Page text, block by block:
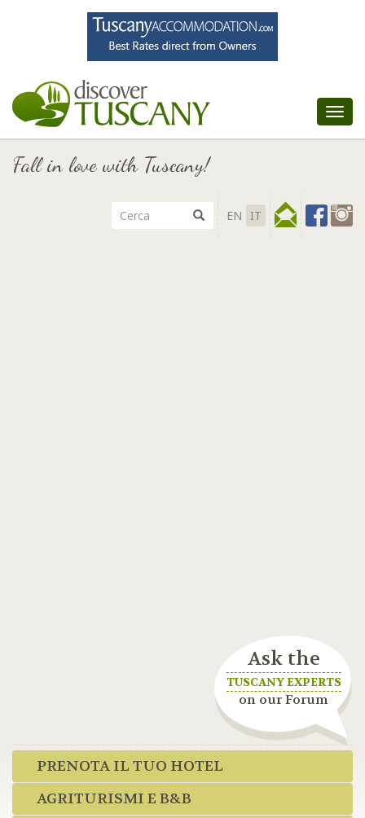
Fall in love with Tuscany!
EN IT
Ask the
TUSCANY EXPERTS
on our Forum
PRENOTA IL TUO HOTEL
AGRITURISMI E B&B